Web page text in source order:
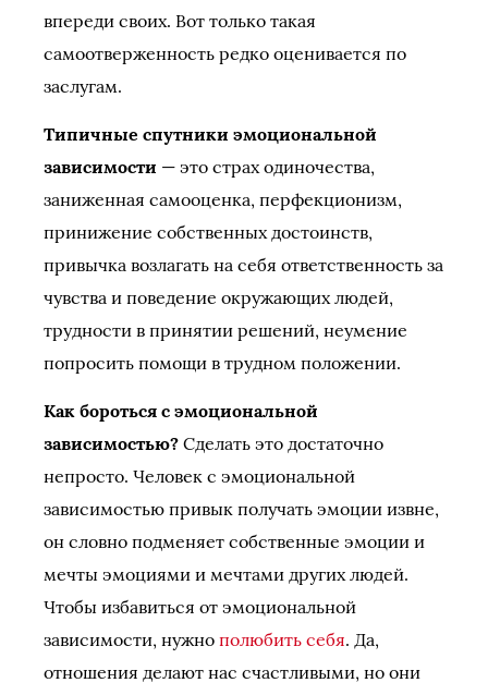
впереди своих. Вот только такая
самоотверженность редко оценивается по
заслугам.
Типичные спутники эмоциональной
зависимости — это страх одиночества,
заниженная самооценка, перфекционизм,
принижение собственных достоинств,
привычка возлагать на себя ответственность за
чувства и поведение окружающих людей,
трудности в принятии решений, неумение
попросить помощи в трудном положении.
Как бороться с эмоциональной
зависимостью? Сделать это достаточно
непросто. Человек с эмоциональной
зависимостью привык получать эмоции извне,
он словно подменяет собственные эмоции и
мечты эмоциями и мечтами других людей.
Чтобы избавиться от эмоциональной
зависимости, нужно полюбить себя. Да,
отношения делают нас счастливыми, но они